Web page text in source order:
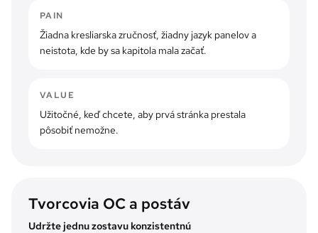
PAIN
Žiadna kresliarska zručnosť, žiadny jazyk panelov a
neistota, kde by sa kapitola mala začať.
VALUE
Užitočné, keď chcete, aby prvá stránka prestala
pôsobiť nemožne.
Tvorcovia OC a postáv
Udržte jednu zostavu konzistentnú